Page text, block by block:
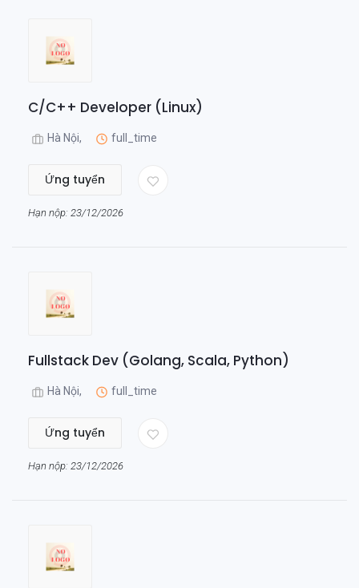
C/C++ Developer (Linux)
Hà Nội, full_time
Ứng tuyển
Hạn nộp: 23/12/2026
Fullstack Dev (Golang, Scala, Python)
Hà Nội, full_time
Ứng tuyển
Hạn nộp: 23/12/2026